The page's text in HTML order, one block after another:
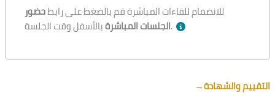
للانضمام للقاءات المباشرة قم بالضغط على رابطحضور
الجلسات المباشرةبالأسفل وقت الجلسة.
→التقييم والشهادة